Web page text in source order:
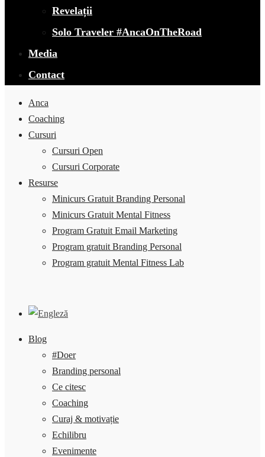
Revelații
Solo Traveler #AncaOnTheRoad
Media
Contact
Anca
Coaching
Cursuri
Cursuri Open
Cursuri Corporate
Resurse
Minicurs Gratuit Branding Personal
Minicurs Gratuit Mental Fitness
Program Gratuit Email Marketing
Program gratuit Branding Personal
Program gratuit Mental Fitness Lab
Blog
#Doer
Branding personal
Ce citesc
Coaching
Curaj & motivație
Echilibru
Evenimente